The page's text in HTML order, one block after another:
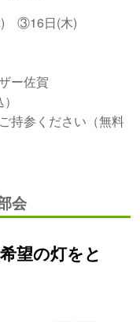
) ③16日(木)
ー佐賀
持参ください（無料
会
望の灯をと